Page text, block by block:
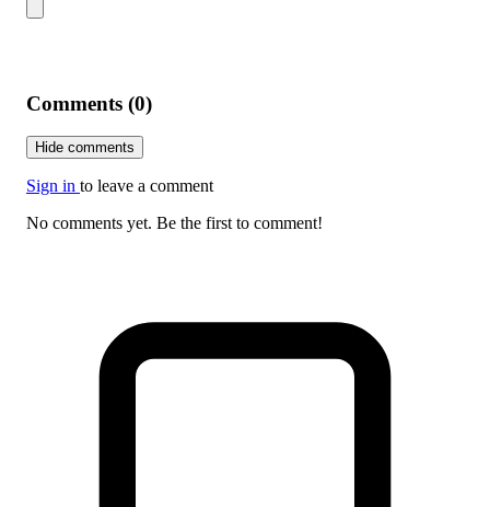
Comments (0)
Hide comments
Sign in to leave a comment
No comments yet. Be the first to comment!